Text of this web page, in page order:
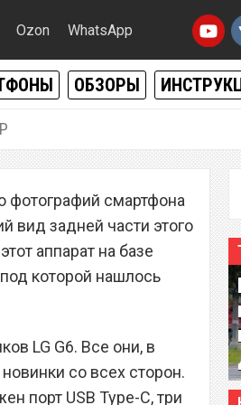
Ozon WhatsApp
ОБЗОРЫ
всех сторон
фотографий смартфона
вид задней части этого
аппарат на базе
которой нашлось
LG G6. Все они, в
со всех сторон.
порт USB Type-C, три